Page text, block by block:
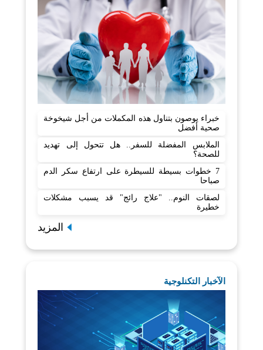
خبراء يوصون بتناول هذه المكملات من أجل شيخوخة
صحية أفضل
الملابس المفضلة للسفر.. هل تتحول إلى تهديد
للصحة؟
7 خطوات بسيطة للسيطرة على ارتفاع سكر الدم
صباحا
لصقات النوم.. "علاج رائج" قد يسبب مشكلات
خطيرة
المزيد
الآخبار التكنلوجية